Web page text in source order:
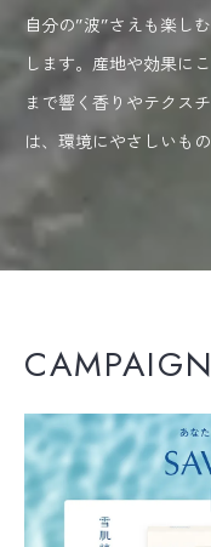
自分の”波”さえも楽し
します。 産地や効果に
まで響く香りやテクス
は、 環境にやさしいも
CAMPAIGN